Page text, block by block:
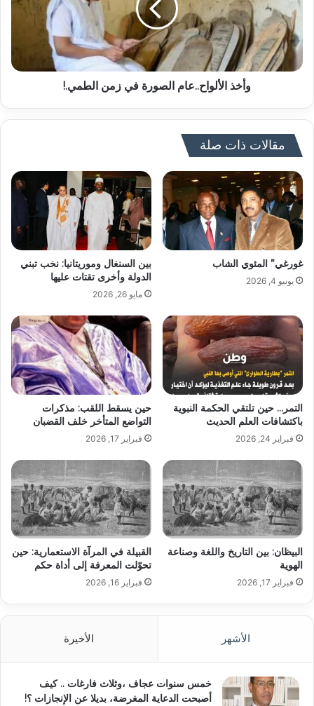
وأخذ الألواح..عام الصورة في زمن الطمي.!
مقالات ذات صلة
غورغي” المئوي الشاب
يونيو 4, 2026
بين السنغال وموريتانيا: نخب تبني
الدولة وأخرى تقتات عليها
مايو 26, 2026
التمر… حين تلتقي الحكمة النبوية
باكتشافات العلم الحديث
فبراير 24, 2026
حين يسقط اللقب: مذكرات
التواضع المتأخر خلف القضبان
فبراير 17, 2026
البيظان: بين التاريخ واللغة وصناعة
الهوية
فبراير 17, 2026
القبيلة في المرآة الاستعمارية: حين
تحوّلت المعرفة إلى أداة حكم
فبراير 16, 2026
الأشهر الأخيرة
خمس سنوات عجاف ،وثلاث فارغات .. كيف
أصبحت الدعاية المغرضة، بديلا عن الإنجازات ؟!